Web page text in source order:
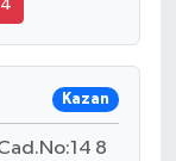
Kazan
8